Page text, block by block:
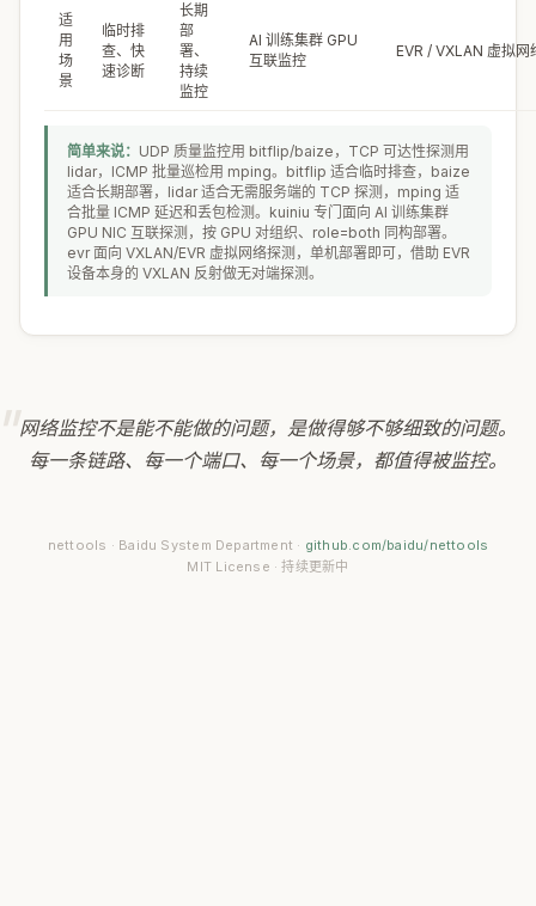
适
用
场
景
临时排
查、快
速诊断
长期
部
署、
持续
监控
AI 训练集群 GPU
互联监控
EVR / VXLAN 虚拟网
简单来说： UDP 质量监控用 bitflip/baize，TCP 可达性探测用
lidar，ICMP 批量巡检用 mping。bitflip 适合临时排查，baize
适合长期部署，lidar 适合无需服务端的 TCP 探测，mping 适
合批量 ICMP 延迟和丢包检测。kuiniu 专门面向 AI 训练集群
GPU NIC 互联探测，按 GPU 对组织、role=both 同构部署。
evr 面向 VXLAN/EVR 虚拟网络探测，单机部署即可，借助 EVR
设备本身的 VXLAN 反射做无对端探测。
网络监控不是能不能做的问题，是做得够不够细致的问题。
每一条链路、每一个端口、每一个场景，都值得被监控。
nettools · Baidu System Department · github.com/baidu/nettools
MIT License · 持续更新中